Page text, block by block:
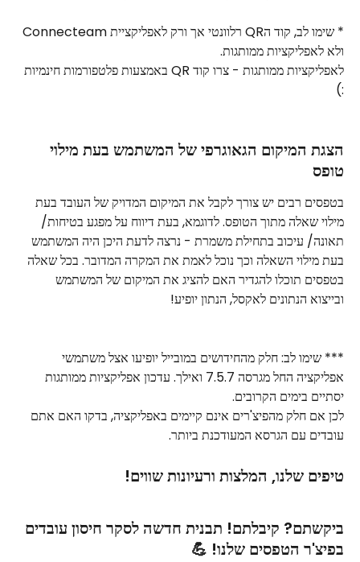
ולא לאפליקציות ממותגות.
לאפליקציות ממותגות - צרו קוד QR באמצעות פלטפורמות חינמיות
:)
הצגת המיקום הגאוגרפי של המשתמש בעת מילוי
טופס
בטפסים רבים יש צורך לקבל את המיקום המדויק של העובד בעת
מילוי שאלה מתוך הטופס. לדוגמא, בעת דיווח על מפגע בטיחות/
תאונה/ עיכוב בתחילת משמרת - נרצה לדעת היכן היה המשתמש
בעת מילוי השאלה וכך נוכל לאמת את המקרה המדובר. בכל שאלה
בטפסים תוכלו להגדיר האם להציג את המיקום של המשתמש
ובייצוא הנתונים לאקסל, הנתון יופיע!
*** שימו לב: חלק מהחידושים במובייל יופיעו אצל משתמשי
אפליקציה החל מגרסה 7.5.7 ואילך. עדכון אפליקציות ממותגות
יסתיים בימים הקרובים.
לכן אם חלק מהפיצ'רים אינם קיימים באפליקציה, בדקו האם אתם
עובדים עם הגרסא המעודכנת ביותר.
טיפים שלנו, המלצות ורעיונות שווים!
ביקשתם? קיבלתם! תבנית חדשה לסקר חיסון עובדים
בפיצ'ר הטפסים שלנו! 💪